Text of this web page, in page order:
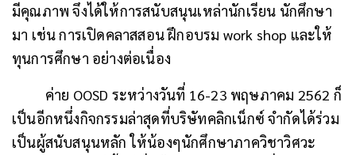
มีคุณภาพ จึงได้ให้การสนับสนุนเหล่านักเรียน นักศึกษา
มา เช่น การเปิดคลาสสอน ฝึกอบรม work shop และให้
ทุนการศึกษา อย่างต่อเนื่อง
ค่าย OOSD ระหว่างวันที่ 16-23 พฤษภาคม 2562 ก็
เป็นอีกหนึ่งกิจกรรมล่าสุดที่บริษัทคลิกเน็กซ์ จำกัดได้ร่วม
เป็นผู้สนับสนุนหลัก ให้น้องๆนักศึกษาภาควิชาวิศวะ